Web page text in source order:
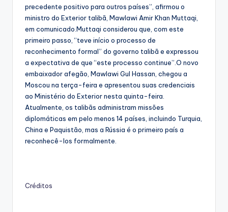
precedente positivo para outros países”, afirmou o
ministro do Exterior talibã, Mawlawi Amir Khan Muttaqi,
em comunicado.Muttaqi considerou que, com este
primeiro passo, “teve início o processo de
reconhecimento formal” do governo talibã e expressou
a expectativa de que “este processo continue”.O novo
embaixador afegão, Mawlawi Gul Hassan, chegou a
Moscou na terça-feira e apresentou suas credenciais
ao Ministério do Exterior nesta quinta-feira.
Atualmente, os talibãs administram missões
diplomáticas em pelo menos 14 países, incluindo Turquia,
China e Paquistão, mas a Rússia é o primeiro país a
reconhecê-los formalmente.
Créditos